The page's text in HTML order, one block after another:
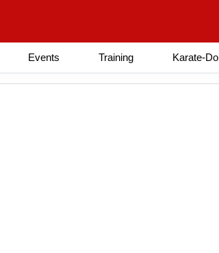
Events Training Karate-Do